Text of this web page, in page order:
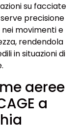
su facciate
precisione
movimenti e
rendendola
in situazioni di
aeree
a